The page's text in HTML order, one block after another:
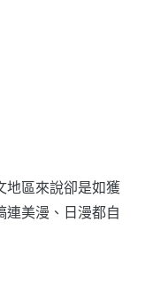
地區來說卻是如獲
連美漫、日漫都自